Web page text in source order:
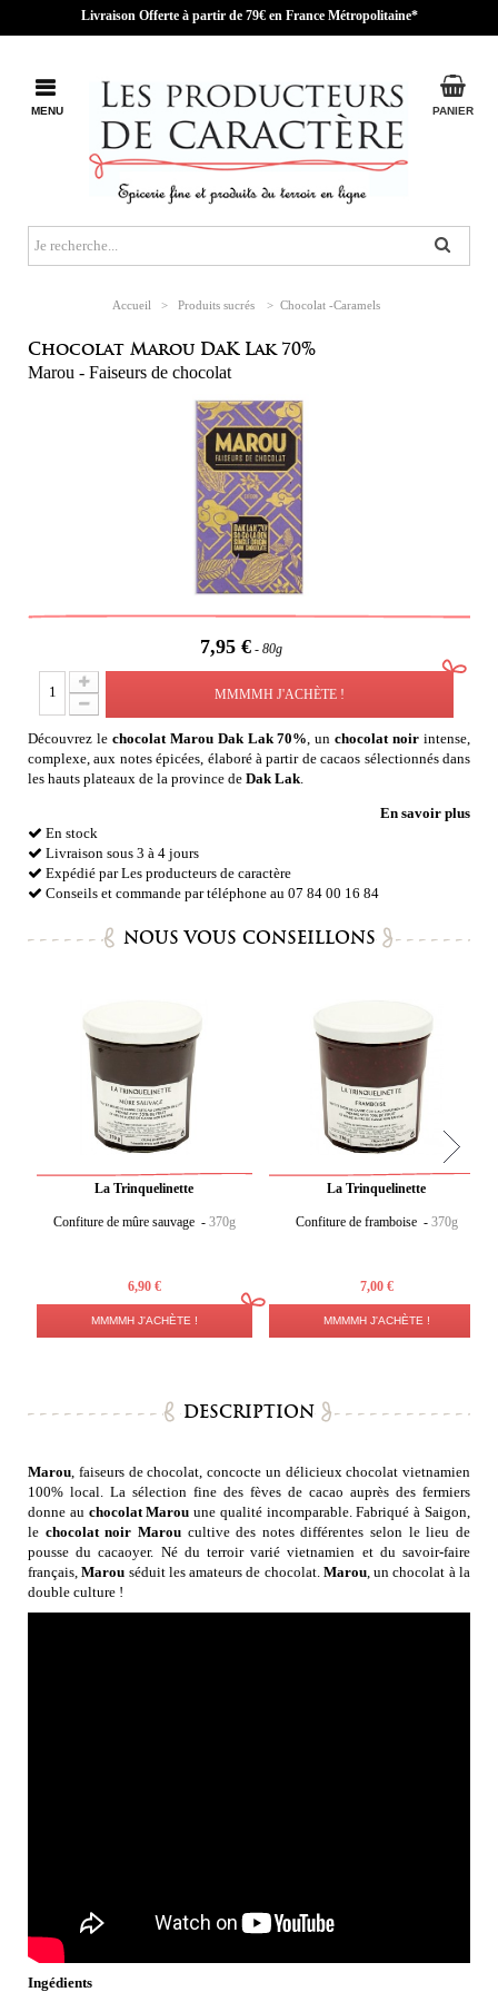
Livraison Offerte à partir de 79€ en France Métropolitaine*
PANIER
MENU
Accueil > Produits sucrés > Chocolat -Caramels
Chocolat Marou DaK Lak 70%
Marou - Faiseurs de chocolat
7,95 € 80g
MMMMH J'ACHÈTE !
Découvrez le chocolat Marou Dak Lak 70% , unchocolat noir intense,
complexe, aux notes épicées, élaboré à partir de cacaos sélectionnés dans
les hauts plateaux de la province de Dak Lak
En savoir plus
En stock
Livraison sous 3 à 4 jours
Expédié par Les producteurs de caractère
Conseils et commande par téléphone au 07 84 00 16 84
NOUS VOUS CONSEILLONS
La Trinquelinette
Confiture de mûre sauvage - 370g
6,90 €
MMMMH J'ACHÈTE !
La Trinquelinette
Confiture de framboise - 370g
7,00 €
MMMMH J'ACHÈTE !
DESCRIPTION
Marou , faiseurs de chocolat, concocte un délicieux chocolat vietnamien
100% local. La sélection fine des fèves de cacao auprès des fermiers
donne au chocolat Marou une qualité incomparable. Fabriqué à Saigon,
le chocolat noir Maroucultive des notes différentes selon le lieu de
pousse du cacaoyer. Né du terroir varié vietnamien et du savoir-faire
français,Marou séduit les amateurs de chocolat. Marou, un chocolat à la
double culture !
Ingédients